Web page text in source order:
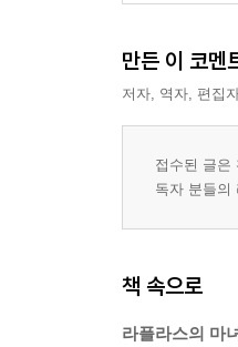
만든 이 코멘
저자, 역자, 편집
접수된 글은
독자 분들의
책 속으로
라플라스의 마녀